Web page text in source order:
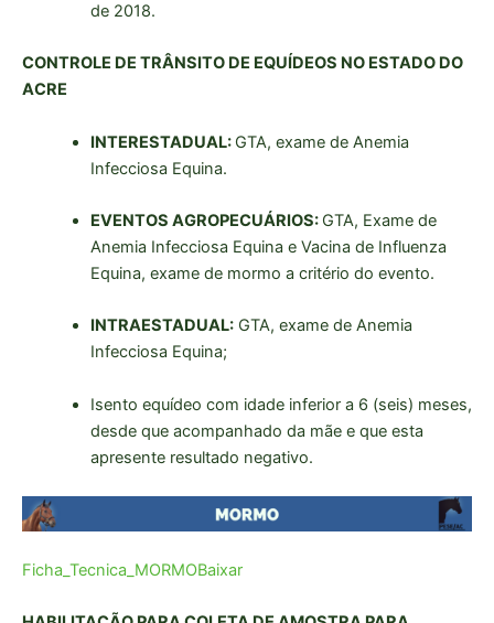
de 2018.
CONTROLE DE TRÂNSITO DE EQUÍDEOS NO ESTADO DO
ACRE
INTERESTADUAL: GTA, exame de Anemia
Infecciosa Equina.
EVENTOS AGROPECUÁRIOS: GTA, Exame de
Anemia Infecciosa Equina e Vacina de Influenza
Equina, exame de mormo a critério do evento.
INTRAESTADUAL:GTA, exame de Anemia
Infecciosa Equina;
Isento equídeo com idade inferior a 6 (seis) meses,
desde que acompanhado da mãe e que esta
apresente resultado negativo.
Ficha_Tecnica_MORMOBaixar